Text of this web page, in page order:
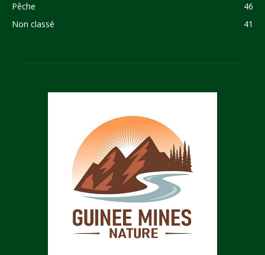
Pêche
46
Non classé
41